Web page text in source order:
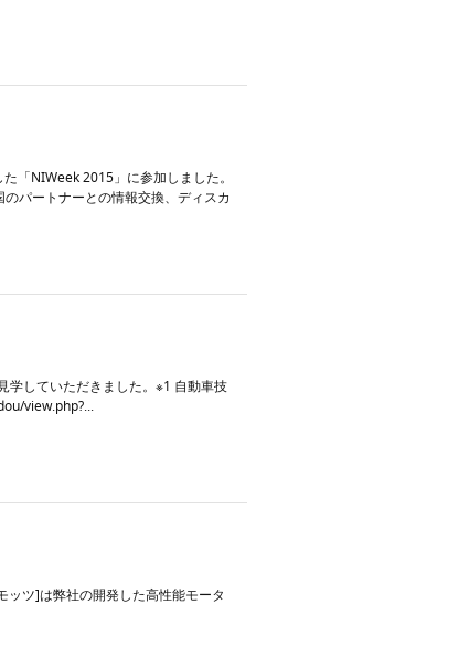
「NIWeek 2015」に参加しました。
パートナーとの情報交換、ディスカ
学していただきました。※1 自動車技
view.php?...
ッツ]は弊社の開発した高性能モータ